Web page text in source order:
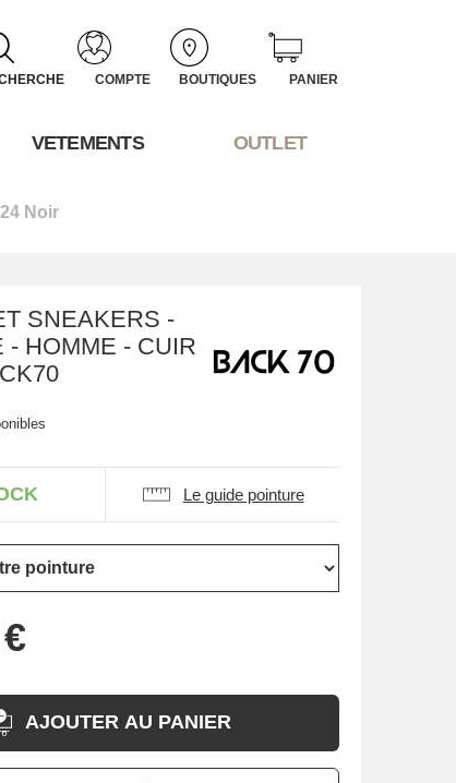
COMPTE BOUTIQUES PANIER
VETEMENTS OUTLET
Noir
SNEAKERS -
- HOMME - CUIR
Le guide pointure
AJOUTER AU PANIER